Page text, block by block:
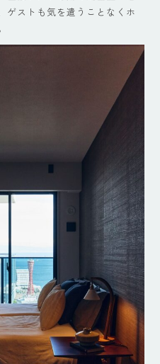
ゲストも気を遣うことなくホ